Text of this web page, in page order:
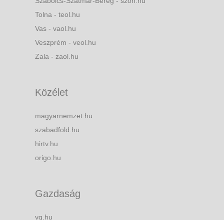
Tolna - teol.hu
Vas - vaol.hu
Veszprém - veol.hu
Zala - zaol.hu
Közélet
magyarnemzet.hu
szabadfold.hu
hirtv.hu
origo.hu
Gazdaság
vg.hu